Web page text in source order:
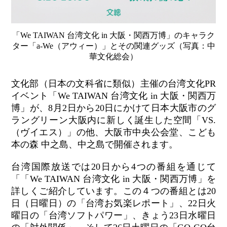
「We TAIWAN 台湾文化 in 大阪・関西万博」のキャラク
ター「a-We（アウィー）」とその関連グッズ（写真：中
華文化総会）
文化部（日本の文科省に類似）主催の台湾文化PR
イベント「 We TAIWAN 台湾文化 in 大阪・関西万
博」が、8 月2 日から20日にかけて日本大阪市のグ
ラングリーン大阪内に新しく誕生した空間「 VS.
（ヴイエス）」の他、大阪市中央公会堂、こども
本の森 中之島、中之島で開催されます。
台湾国際放送では20 日から 4つの番組を通じて
「「 We TAIWAN 台湾文化 in 大阪・関西万博」を
詳しくご紹介しています。この４つの番組とは20
日（日曜日）の「台湾お気楽レポート」、22 日火
曜日の「台湾ソフトパワー」、きょう23 日水曜日